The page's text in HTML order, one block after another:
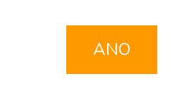
nasávaného vzduchu.
UNIVERZÁLNOST POUŽITÍ
ANO